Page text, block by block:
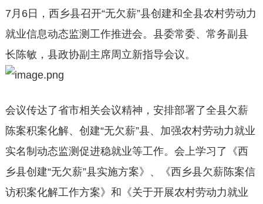
7月6日，西乡县召开“无欠薪”县创建和全县农村劳动力
就业信息动态监测工作推进会。县委常委、常务副县
长陈敏，县政协副主席周立新指导会议。
会议传达了省市相关会议精神，安排部署了全县欠薪
陈案积案化解、创建“无欠薪”县、加强农村劳动力就业
实名制动态监测促进稳就业等工作。会上学习了《西
乡县创建“无欠薪”县实施方案》、《西乡县欠薪陈案信
访积案化解工作方案》和《关于开展农村劳动力就业